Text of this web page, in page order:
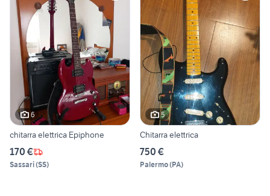
6
chitarra elettrica Epiphone
170 €
Sassari(SS)
5
Chitarra elettrica
750 €
Palermo(PA)